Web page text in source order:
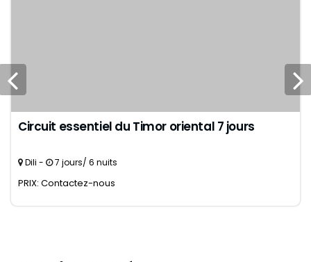
Circuit essentiel du Timor oriental 7 jours
Dili - 7 jours/ 6 nuits
PRIX: Contactez-nous